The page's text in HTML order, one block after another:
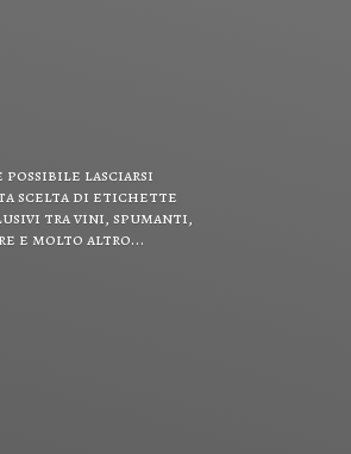
lasciarsi
scelta di etichette
tra vini, spumanti,
e molto altro...